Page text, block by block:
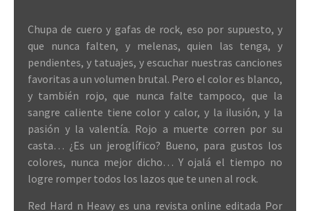
Chupa de cuero y gafas de rock, eso por supuesto, y
que nunca falten, y melenas, quien las tenga, y
pendientes, y tatuajes, y escuchar nuestras canciones
favoritas a un volumen brutal. Pero el color es blanco,
y también rojo, que nunca falte tampoco, que la
sangre caliente tiene color y calor, y la ilusión, y la
pasión y la valentía. Rojo a muerte corren por su
casta… ¿Es un jeroglífico? Bueno, para gustos los
colores, nunca mejor dicho… Y ojalá el tiempo no
logre romper todos los lazos que te unen al rock.
Red Hard n Heavy es una revista online editada Por